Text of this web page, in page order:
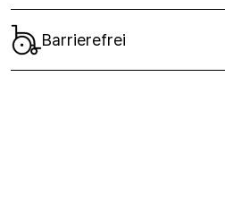
Barrierefrei